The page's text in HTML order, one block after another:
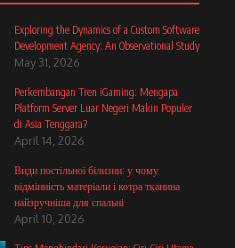
Exploring the Dynamics of a Custom Software
Development Agency: An Observational Study
May 31, 2026
Perkembangan Tren iGaming: Mengapa
Platform Server Luar Negeri Makin Populer
di Asia Tenggara?
April 14, 2026
Види постільної білизни: у чому
відмінність матеріали і котра тканина
найзручніша для спальні
April 10, 2026